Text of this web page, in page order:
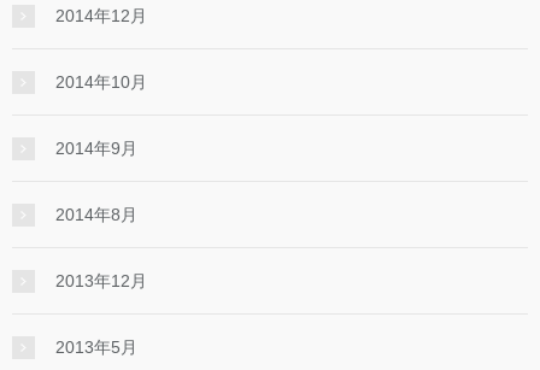
2014年12月
2014年10月
2014年9月
2014年8月
2013年12月
2013年5月